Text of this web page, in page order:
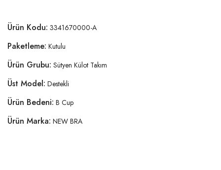
Ürün Kodu: 3341670000-A
Paketleme: Kutulu
Ürün Grubu: Sütyen Külot Takım
Üst Model: Destekli
Ürün Bedeni: B Cup
Ürün Marka: NEW BRA